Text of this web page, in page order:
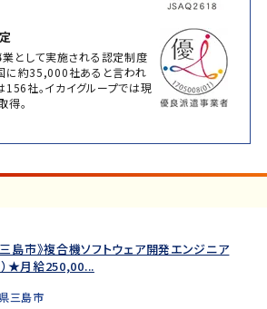
として実施される認定制度
に約35,000社あると言われ
156社。イカイグループでは現
得。
島市》複合機ソフトウェア開発エンジニア
）★月給250,00...
三島市